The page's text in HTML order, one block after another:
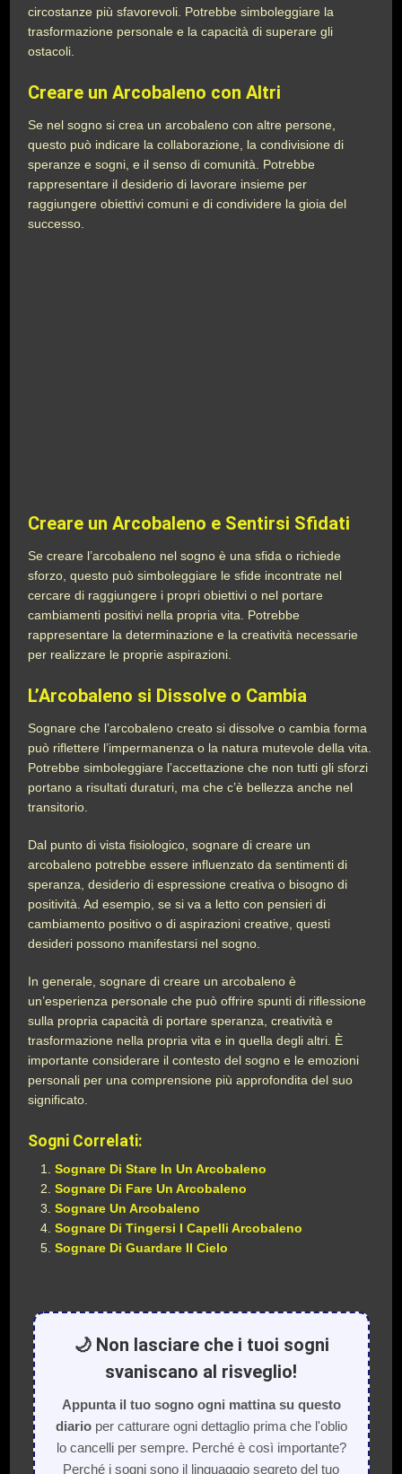
circostanze più sfavorevoli. Potrebbe simboleggiare la
trasformazione personale e la capacità di superare gli
ostacoli.
Creare un Arcobaleno con Altri
Se nel sogno si crea un arcobaleno con altre persone,
questo può indicare la collaborazione, la condivisione di
speranze e sogni, e il senso di comunità. Potrebbe
rappresentare il desiderio di lavorare insieme per
raggiungere obiettivi comuni e di condividere la gioia del
successo.
Creare un Arcobaleno e Sentirsi Sfidati
Se creare l’arcobaleno nel sogno è una sfida o richiede
sforzo, questo può simboleggiare le sfide incontrate nel
cercare di raggiungere i propri obiettivi o nel portare
cambiamenti positivi nella propria vita. Potrebbe
rappresentare la determinazione e la creatività necessarie
per realizzare le proprie aspirazioni.
L’Arcobaleno si Dissolve o Cambia
Sognare che l’arcobaleno creato si dissolve o cambia forma
può riflettere l’impermanenza o la natura mutevole della vita.
Potrebbe simboleggiare l’accettazione che non tutti gli sforzi
portano a risultati duraturi, ma che c’è bellezza anche nel
transitorio.
Dal punto di vista fisiologico, sognare di creare un
arcobaleno potrebbe essere influenzato da sentimenti di
speranza, desiderio di espressione creativa o bisogno di
positività. Ad esempio, se si va a letto con pensieri di
cambiamento positivo o di aspirazioni creative, questi
desideri possono manifestarsi nel sogno.
In generale, sognare di creare un arcobaleno è
un’esperienza personale che può offrire spunti di riflessione
sulla propria capacità di portare speranza, creatività e
trasformazione nella propria vita e in quella degli altri. È
importante considerare il contesto del sogno e le emozioni
personali per una comprensione più approfondita del suo
significato.
Sogni Correlati:
Sognare Di Stare In Un Arcobaleno
Sognare Di Fare Un Arcobaleno
Sognare Un Arcobaleno
Sognare Di Tingersi I Capelli Arcobaleno
Sognare Di Guardare Il Cielo
🌙 Non lasciare che i tuoi sogni
svaniscano al risveglio!
Appunta il tuo sogno ogni mattina su questo
diarioper catturare ogni dettaglio prima che l'oblio
lo cancelli per sempre. Perché è così importante?
Perché i sogni sono il linguaggio segreto del tuo